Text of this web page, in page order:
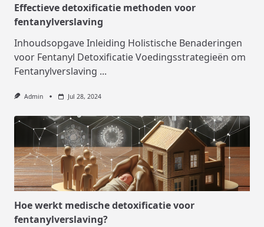
Effectieve detoxificatie methoden voor
fentanylverslaving
Inhoudsopgave Inleiding Holistische Benaderingen
voor Fentanyl Detoxificatie Voedingsstrategieën om
Fentanylverslaving ...
Admin Jul 28, 2024
Hoe werkt medische detoxificatie voor
fentanylverslaving?